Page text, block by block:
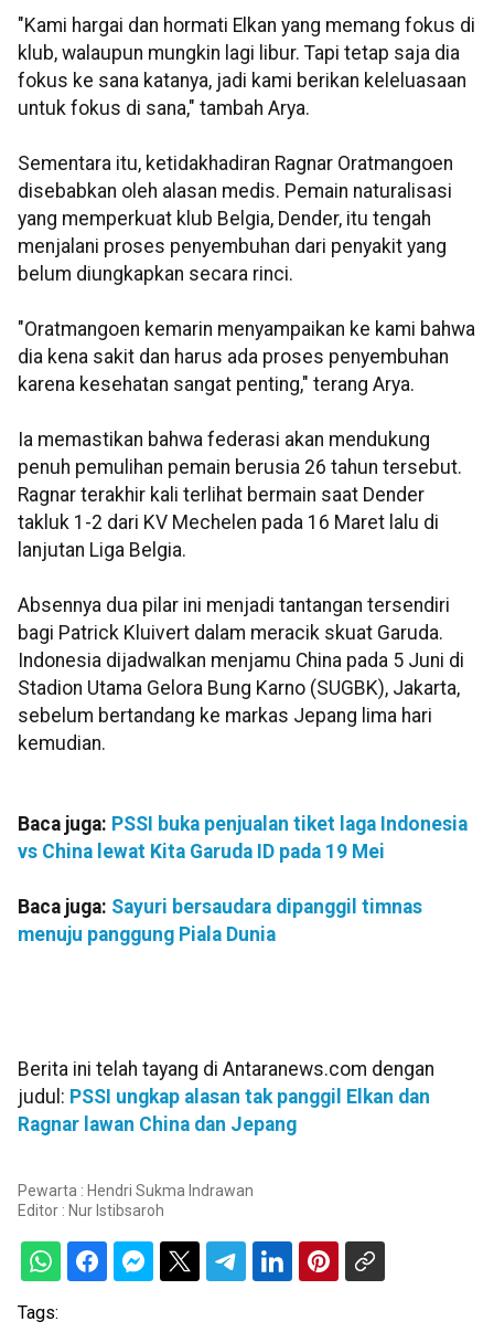
"Kami hargai dan hormati Elkan yang memang fokus di
klub, walaupun mungkin lagi libur. Tapi tetap saja dia
fokus ke sana katanya, jadi kami berikan keleluasaan
untuk fokus di sana," tambah Arya.
Sementara itu, ketidakhadiran Ragnar Oratmangoen
disebabkan oleh alasan medis. Pemain naturalisasi
yang memperkuat klub Belgia, Dender, itu tengah
menjalani proses penyembuhan dari penyakit yang
belum diungkapkan secara rinci.
"Oratmangoen kemarin menyampaikan ke kami bahwa
dia kena sakit dan harus ada proses penyembuhan
karena kesehatan sangat penting," terang Arya.
Ia memastikan bahwa federasi akan mendukung
penuh pemulihan pemain berusia 26 tahun tersebut.
Ragnar terakhir kali terlihat bermain saat Dender
takluk 1-2 dari KV Mechelen pada 16 Maret lalu di
lanjutan Liga Belgia.
Absennya dua pilar ini menjadi tantangan tersendiri
bagi Patrick Kluivert dalam meracik skuat Garuda.
Indonesia dijadwalkan menjamu China pada 5 Juni di
Stadion Utama Gelora Bung Karno (SUGBK), Jakarta,
sebelum bertandang ke markas Jepang lima hari
kemudian.
Baca juga: PSSI buka penjualan tiket laga Indonesia
vs China lewat Kita Garuda ID pada 19 Mei
Baca juga: Sayuri bersaudara dipanggil timnas
menuju panggung Piala Dunia
Berita ini telah tayang di Antaranews.com dengan
judul: PSSI ungkap alasan tak panggil Elkan dan
Ragnar lawan China dan Jepang
Pewarta : Hendri Sukma Indrawan
Editor : Nur Istibsaroh
Tags: